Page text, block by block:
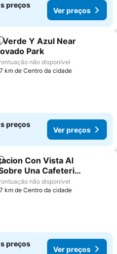
preços
Ver preços
aos favoritos
Verde Y Azul Near
Park
não disponível
km de Centro da cidade
preços
Ver preços
aos favoritos
Con Vista Al
Una Cafeteria
não disponível
km de Centro da cidade
preços
Ver preços